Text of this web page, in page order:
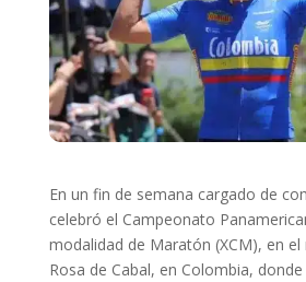
En un fin de semana cargado de
celebró el Campeonato
modalidad de Maratón (XCM), en el
Rosa de Cabal, en Colombia,